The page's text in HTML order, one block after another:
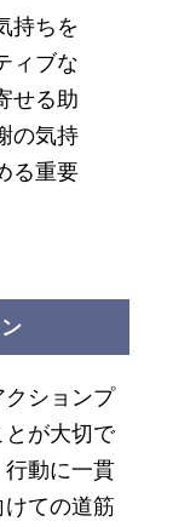
持ちを
ィブな
せる助
の気持
る重要
ションプ
とが大切で
動に一貫
ての道筋